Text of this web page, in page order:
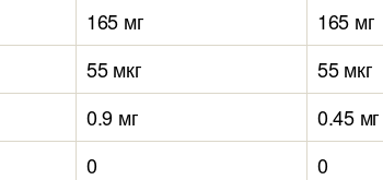
165 мг
165 мг
55 мкг
55 мкг
0.9 мг
0.45 мг
0
0